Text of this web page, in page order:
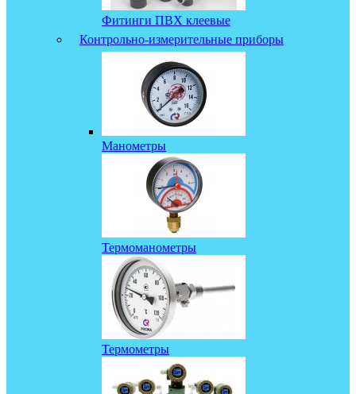
Фитинги ПВХ клеевые
Контрольно-измерительные приборы
Манометры
Термоманометры
Термометры